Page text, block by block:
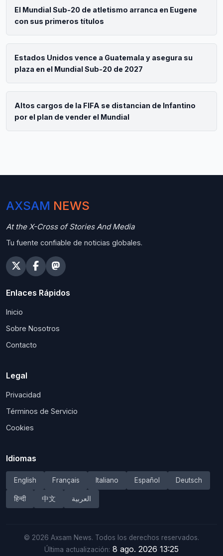
El Mundial Sub-20 de atletismo arranca en Eugene
con sus primeros títulos
Estados Unidos vence a Guatemala y asegura su
plaza en el Mundial Sub-20 de 2027
Altos cargos de la FIFA se distancian de Infantino
por el plan de vender el Mundial
AXSAM NEWS
At the X-Cross of Stories And Media
Tu fuente confiable de noticias globales.
Enlaces Rápidos
Inicio
Sobre Nosotros
Contacto
Legal
Privacidad
Términos de Servicio
Cookies
Idiomas
English Français Italiano Español Deutsch
हिन्दी 中文 العربية
© 2026 Axsam News. Todos los derechos reservados.
Última actualización: 8 ago. 2026 13:25